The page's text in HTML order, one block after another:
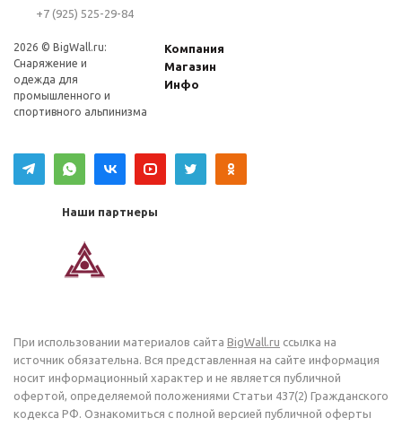
+7 (925) 525-29-84
2026 © BigWall.ru:
Снаряжение и
одежда для
промышленного и
спортивного альпинизма
Компания
Магазин
Инфо
Наши партнеры
При использовании материалов сайта BigWall.ru ссылка на
источник обязательна. Вся представленная на сайте информация
носит информационный характер и не является публичной
офертой, определяемой положениями Статьи 437(2) Гражданского
кодекса РФ. Ознакомиться с полной версией публичной оферты